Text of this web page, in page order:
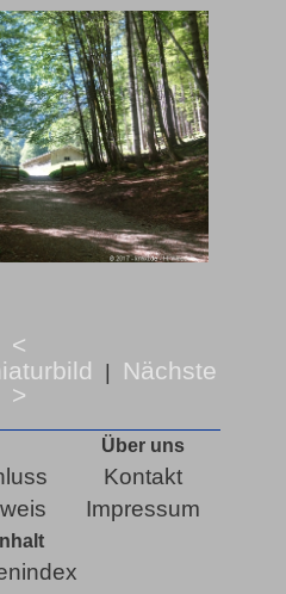
<
| Nächste
>
Über uns
Kontakt
Impressum
Inhalt